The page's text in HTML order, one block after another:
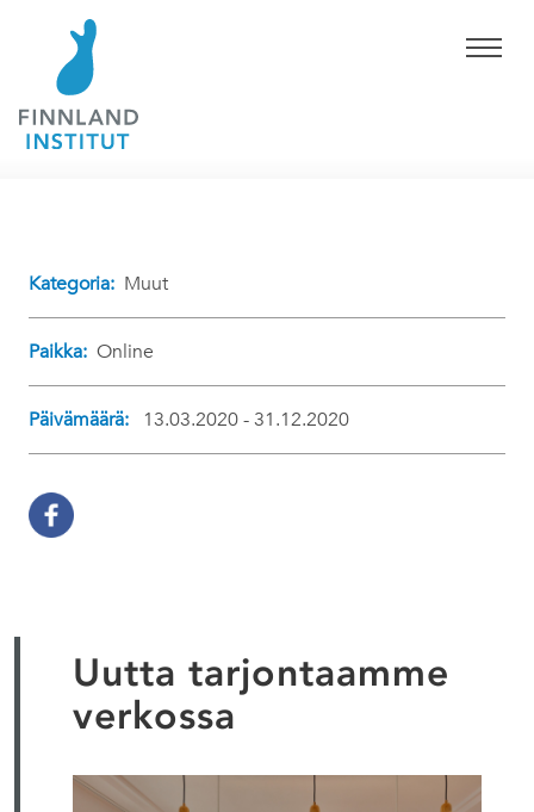
Kategoria: Muut
Paikka: Online
Päivämäärä: 13.03.2020 - 31.12.2020
Uutta tarjontaamme
verkossa